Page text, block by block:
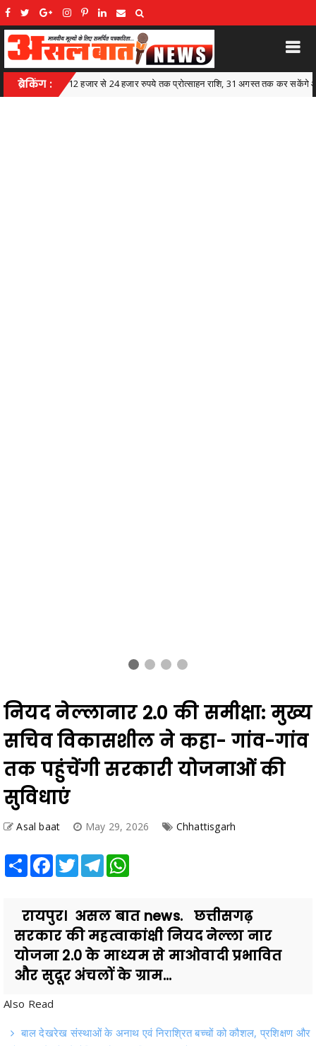
ब्रेकिंग :
राशि, 31 अगस्त तक कर सकेंगे आवेदन लोक कलाकारों के सम्मान और आर्थिक
नियद नेल्लानार 2.0 की समीक्षा: मुख्य
सचिव विकासशील ने कहा- गांव-गांव
तक पहुंचेंगी सरकारी योजनाओं की
सुविधाएं
Asal baat
रायपुर। असल बात news. छत्तीसगढ़
योजना 2.0 के माध्यम से माओवादी प्रभावित
और सुदूर अंचलों के ग्राम...
Also Read
रोजगार से जोड़ने बैंकिंग और सामाजिक संस्थाओं का साझा प्रयास
टीबी के खिलाफ लड़ाई में आगे आएं, बनें किसी मरीज की उम्मीद